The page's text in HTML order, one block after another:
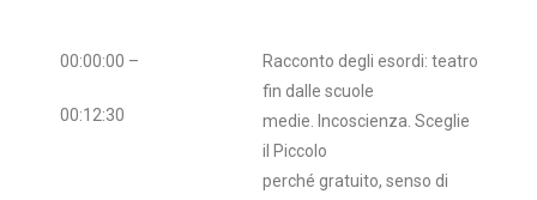
00:00:00 –
00:12:30
Racconto degli esordi: teatro
fin dalle scuole
medie. Incoscienza. Sceglie
il Piccolo
perché gratuito, senso di